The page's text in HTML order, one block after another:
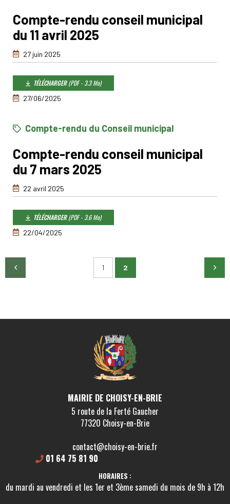
Compte-rendu conseil municipal
du 11 avril 2025
27 juin 2025
TÉLÉCHARGER(PDF - 3.3 Mo)
27/06/2025
Compte-rendu du Conseil municipal
Compte-rendu conseil municipal
du 7 mars 2025
22 avril 2025
TÉLÉCHARGER(PDF - 3.6 Mo)
22/04/2025
1 2
MAIRIE DE CHOISY-EN-BRIE
5 route de la Ferté Gaucher
77320 Choisy-en-Brie
contact@choisy-en-brie.fr
01 64 75 81 90
HORAIRES :
du mardi au vendredi et les 1er et 3ème samedi du mois de 9h à 12h